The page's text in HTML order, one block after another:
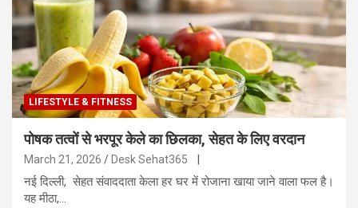
LIFESTYLE & FITNESS
पोषक तत्वों से भरपूर केले का छिलका, सेहत के लिए वरदान
March 21, 2026 Desk Sehat365 |
नई दिल्ली, सेहत संवाददाता केला हर घर में रोजाना खाया जाने वाला फल है।
यह मीठा,…